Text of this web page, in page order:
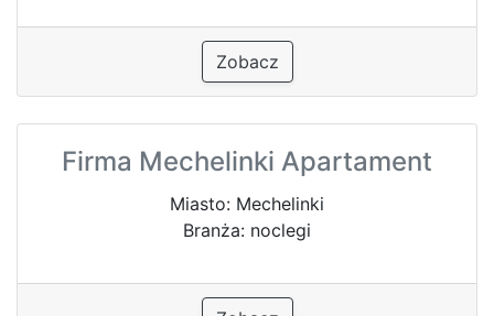
Zobacz
Firma Mechelinki Apartament
Miasto: Mechelinki
Branża: noclegi